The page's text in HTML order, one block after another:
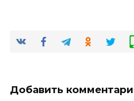
Добавить